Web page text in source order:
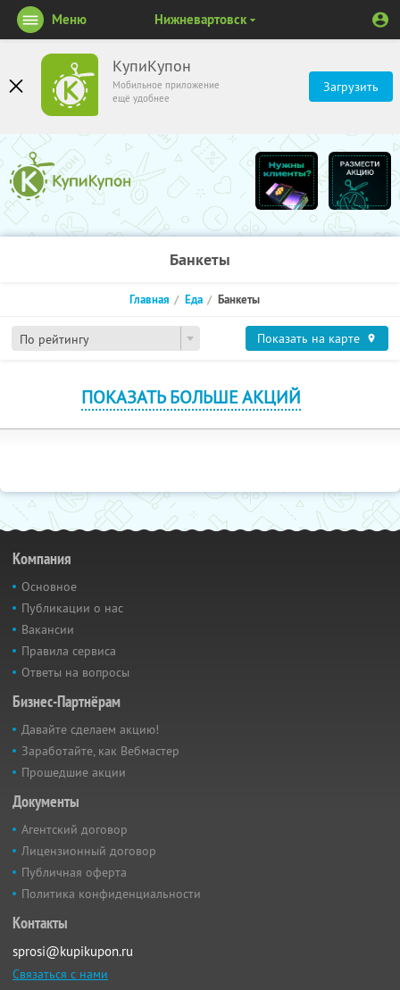
КупиКупон
Мобильное приложение
ещё удобнее
Загрузить
Меню Нижневартовск
Банкеты
По рейтингу
Главная Еда Банкеты
Показать на карте
ПОКАЗАТЬ БОЛЬШЕ АКЦИЙ
Компания
Основное
Публикации о нас
Вакансии
Правила сервиса
Ответы на вопросы
Бизнес-Партнёрам
Давайте сделаем акцию!
Заработайте, как Вебмастер
Прошедшие акции
Документы
Агентский договор
Лицензионный договор
Публичная оферта
Политика конфиденциальности
Контакты
sprosi@kupikupon.ru
Связаться с нами